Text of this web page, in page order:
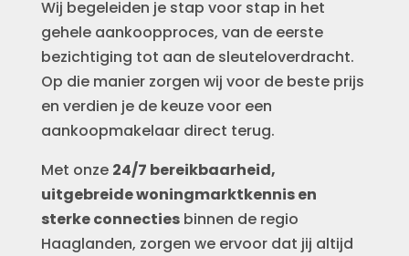
Wij begeleiden je stap voor stap in het
gehele aankoopproces, van de eerste
bezichtiging tot aan de sleuteloverdracht.
Op die manier zorgen wij voor de beste prijs
en verdien je de keuze voor een
aankoopmakelaar direct terug.
Met onze 24/7 bereikbaarheid,
uitgebreide woningmarktkennis en
sterke connectiesbinnen de regio
Haaglanden, zorgen we ervoor dat jij altijd